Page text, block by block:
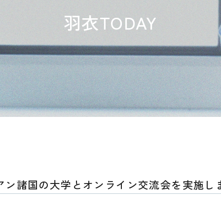
羽衣TODAY
ン諸国の大学とオンライン交流会を実施し